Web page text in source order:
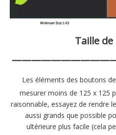
Taille
Les éléments des boutons
mesurer moins de 125 x 125
raisonnable, essayez de rendre
aussi grands que possible
ultérieure plus facile (cela